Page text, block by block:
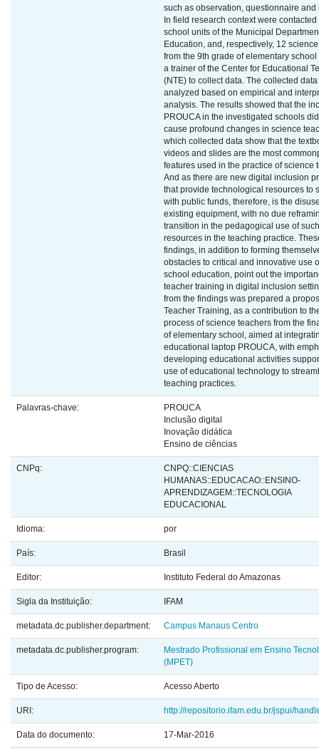
such as observation, questionnaire and
In field research context were contacted
school units of the Municipal
Education, and, respectively, 12
from the 9th grade of elementary school
a trainer of the Center for Educational
(NTE) to collect data. The collected
analyzed based on empirical and
analysis. The results showed that the
PROUCA in the investigated schools
cause profound changes in science
which collected data show that the
videos and slides are the most
features used in the practice of science
And as there are new digital inclusion
that provide technological resources to
with public funds, therefore, is the
existing equipment, with no due
transition in the pedagogical use of such
resources in the teaching practice.
findings, in addition to forming
obstacles to critical and innovative use
school education, point out the
teacher training in digital inclusion
from the findings was prepared a
Teacher Training, as a contribution to
process of science teachers from the
of elementary school, aimed at
educational laptop PROUCA, with
developing educational activities
use of educational technology to
teaching practices.
Palavras-chave:
PROUCA
Inclusão digital
Inovação didática
Ensino de ciências
CNPq:
CNPQ::CIENCIAS
HUMANAS::EDUCACAO::ENSINO-
APRENDIZAGEM::TECNOLOGIA
EDUCACIONAL
Idioma: por
País: Brasil
Editor: Instituto Federal do Amazonas
Sigla da Instituição: IFAM
metadata.dc.publisher.department: Campus Manaus Centro
metadata.dc.publisher.program:
Mestrado Profissional em Ensino
(MPET)
Tipo de Acesso: Acesso Aberto
URI: http://repositorio.ifam.edu.br/jspui/
Data do documento: 17-Mar-2016